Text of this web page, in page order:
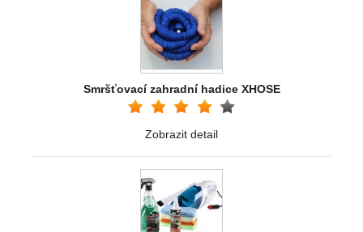
Smršťovací zahradní hadice XHOSE
Zobrazit detail